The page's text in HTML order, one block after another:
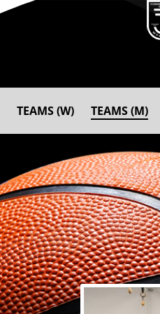
TEAMS (W) TEAMS (M)